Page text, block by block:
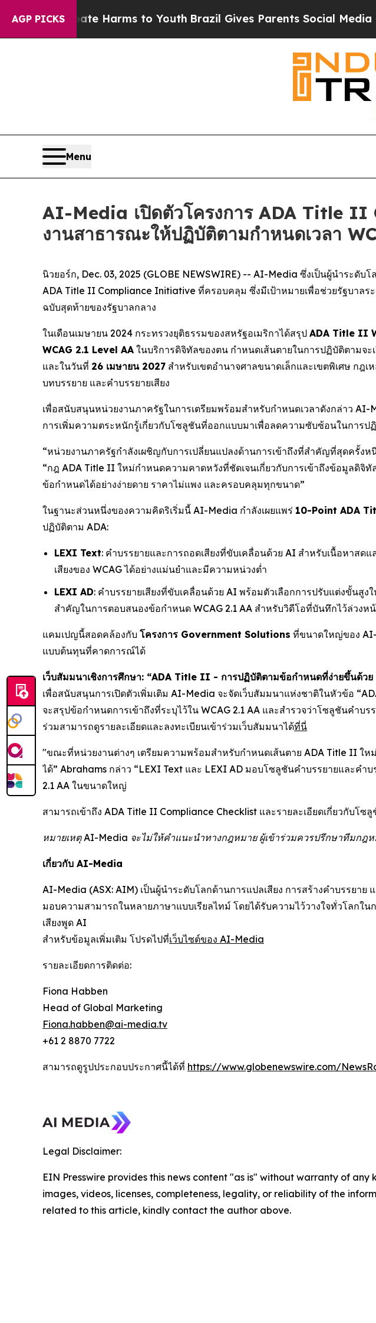
AGP PICKS
to Abate Harms to YouthBrazil Gives Parents Social Media
Menu
AI-Media เปิดตัวโครงการ ADA Title
งานสาธารณะให้ปฏิบัติตามกำหนดเวลา
นิวยอร์ก, Dec. 03, 2025 (GLOBE NEWSWIRE) -- AI-Media ซึ่งเป็นผู้นำระดับ
ADA Title II Compliance Initiative ที่ครอบคลุม ซึ่งมีเป้าหมายเพื่อช่วยรัฐบาล
ฉบับสุดท้ายของรัฐบาลกลาง
ในเดือนเมษายน 2024 กระทรวงยุติธรรมของสหรัฐอเมริกาได้สรุป ADA Title II
WCAG 2.1 Level AA ในบริการดิจิทัลของตน กำหนดเส้นตายในการปฏิบัติตามจะ
และในวันที่ 26 เมษายน 2027 สำหรับเขตอำนาจศาลขนาดเล็กและเขตพิเศษ กฎ
บทบรรยาย และคำบรรยายเสียง
เพื่อสนับสนุนหน่วยงานภาครัฐในการเตรียมพร้อมสำหรับกำหนดเวลาดังกล่าว AI-
การเพิ่มความตระหนักรู้เกี่ยวกับโซลูชันที่ออกแบบมาเพื่อลดความซับซ้อนในการ
“หน่วยงานภาครัฐกำลังเผชิญกับการเปลี่ยนแปลงด้านการเข้าถึงที่สำคัญที่สุดครั้งห
“กฎ ADA Title II ใหม่กำหนดความคาดหวังที่ชัดเจนเกี่ยวกับการเข้าถึงข้อมูลดิจิ
ข้อกำหนดได้อย่างง่ายดาย ราคาไม่แพง และครอบคลุมทุกขนาด”
ในฐานะส่วนหนึ่งของความคิดริเริ่มนี้ AI-Media กำลังเผยแพร่ 10-Point ADA
ปฏิบัติตาม ADA:
LEXI Text: คำบรรยายและการถอดเสียงที่ขับเคลื่อนด้วย AI สำหรับเนื้อหาส
เสียงของ WCAG ได้อย่างแม่นยำและมีความหน่วงต่ำ
LEXI AD: คำบรรยายเสียงที่ขับเคลื่อนด้วย AI พร้อมตัวเลือกการปรับแต่งขั้นสู
สำคัญในการตอบสนองข้อกำหนด WCAG 2.1 AA สำหรับวิดีโอที่บันทึกไว้ล่วงห
แคมเปญนี้สอดคล้องกับ โครงการ Government Solutions ที่ขนาดใหญ่ของ
แบบต้นทุนที่คาดการณ์ได้
เว็บสัมมนาเชิงการศึกษา: “ADA Title II - การปฏิบัติตามข้อกำหนดที่ง่ายขึ้นด้ว
เพื่อสนับสนุนการเปิดตัวเพิ่มเติม AI-Media จะจัดเว็บสัมมนาแห่งชาติในหัวข้อ
จะสรุปข้อกำหนดการเข้าถึงที่ระบุไว้ใน WCAG 2.1 AA และสำรวจว่าโซลูชันคำบ
ร่วมสามารถดูรายละเอียดและลงทะเบียนเข้าร่วมเว็บสัมมนาได้ที่นี่
"ขณะที่หน่วยงานต่างๆ เตรียมความพร้อมสำหรับกำหนดเส้นตาย ADA Title II ใ
ได้” Abrahams กล่าว “LEXI Text และ LEXI AD มอบโซลูชันคำบรรยายและค
2.1 AA ในขนาดใหญ่
สามารถเข้าถึง ADA Title II Compliance Checklist และรายละเอียดเกี่ยวกับ
หมายเหตุ AI-Media จะไม่ให้คำแนะนำทางกฎหมาย ผู้เข้าร่วมควรปรึกษาทีมกฎ
เกี่ยวกับ AI-Media
AI-Media (ASX: AIM) เป็นผู้นำระดับโลกด้านการแปลเสียง การสร้างคำบรรยา
มอบความสามารถในหลายภาษาแบบเรียลไทม์ โดยได้รับความไว้วางใจทั่วโลกใ
เสียงพูด AI
สำหรับข้อมูลเพิ่มเติม โปรดไปที่เว็บไซต์ของ AI-Media
รายละเอียดการติดต่อ:
Fiona Habben
Head of Global Marketing
Fiona.habben@ai-media.tv
+61 2 8870 7722
สามารถดูรูปประกอบประกาศนี้ได้ที่ https://www.globenewswire.com/
Legal Disclaimer:
EIN Presswire provides this news content "as is" without warranty of
images, videos, licenses, completeness, legality, or reliability of the
related to this article, kindly contact the author above.